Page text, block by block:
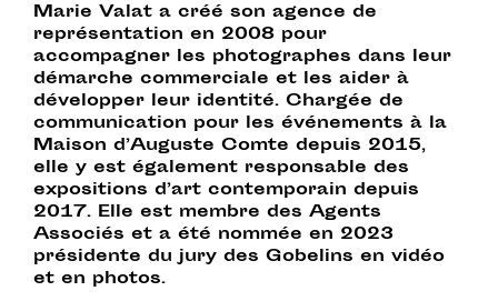
Marie Valat a créé son agence de
représentation en 2008 pour
accompagner les photographes dans leur
démarche commerciale et les aider à
développer leur identité. Chargée de
communication pour les événements à la
Maison d’Auguste Comte depuis 2015,
elle y est également responsable des
expositions d’art contemporain depuis
2017. Elle est membre des Agents
Associés et a été nommée en 2023
présidente du jury des Gobelins en vidéo
et en photos.